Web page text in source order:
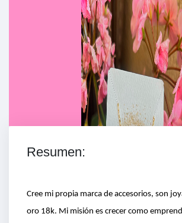
Get unlimited access to 2,000 of
courses for your team.
Resumen:
Cree mi propia marca de accesorios, son
oro 18k. Mi misión es crecer como